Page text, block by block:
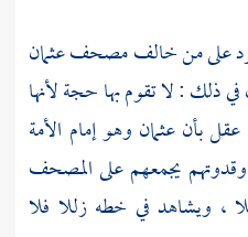
على من خالف مصحفعثمان
في ذلك : لا تقوم بها حجة لأنها
عقل بأنعثمان وهو إمام الأمة
يجمعهم على المصحف
، ويشاهد في خطه زللا فلا